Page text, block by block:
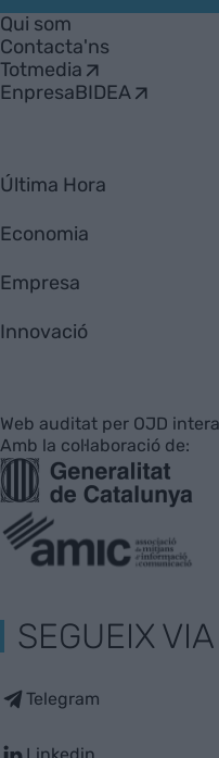
Empresa
Qui som
Contacta'ns
Totmedia
EnpresaBIDEA
Última Hora
Economia
Empresa
Innovació
Web auditat per OJD
Amb la col·laboració de:
SEGUEIX
Telegram